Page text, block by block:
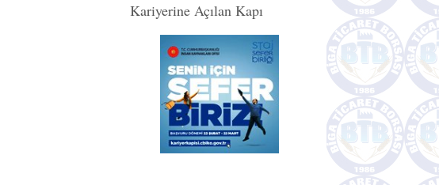
Kariyerine Açılan Kapı